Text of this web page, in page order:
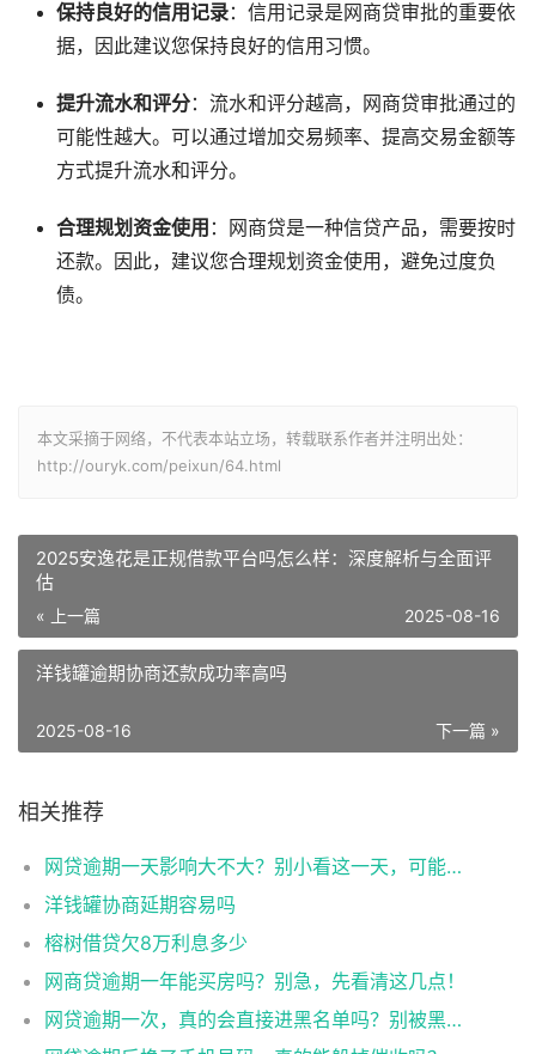
保持良好的信用记录：信用记录是网商贷审批的重要依
据，因此建议您保持良好的信用习惯。
提升流水和评分：流水和评分越高，网商贷审批通过的
可能性越大。可以通过增加交易频率、提高交易金额等
方式提升流水和评分。
合理规划资金使用 ：网商贷是一种信贷产品，需要按时
还款。因此，建议您合理规划资金使用，避免过度负
债。
本文采摘于网络，不代表本站立场，转载联系作者并注明出处：
http://ouryk.com/peixun/64.html
2025安逸花是正规借款平台吗怎么样：深度解析与全面评
估
« 上一篇 2025-08-16
洋钱罐逾期协商还款成功率高吗
下一篇 »
2025-08-16
相关推荐
网贷逾期一天影响大不大？别小看这一天，可能让你后悔一年！
洋钱罐协商延期容易吗
榕树借贷欠8万利息多少
网商贷逾期一年能买房吗？别急，先看清这几点！
网贷逾期一次，真的会直接进黑名单吗？别被黑名单吓坏了！